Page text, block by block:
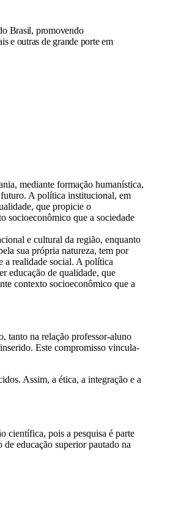
Brasil, promovendo
e outras de grande porte em
mediante formação humanística,
futuro. A política institucional, em
que propicie o
socioeconômico que a sociedade
e cultural da região, enquanto
sua própria natureza, tem por
a realidade social. A política
educação de qualidade, que
contexto socioeconômico que a
tanto na relação professor-aluno
Este compromisso vincula-
Assim, a ética, a integração e a
científica, pois a pesquisa é parte
educação superior pautado na